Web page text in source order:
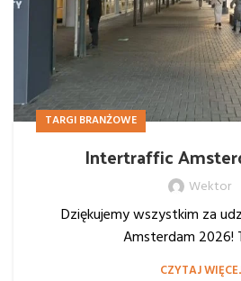
TARGI BRANŻOWE
Intertraffic
Wektor
Dziękujemy wszystkim za
Amsterdam 2026!
CZYTAJ